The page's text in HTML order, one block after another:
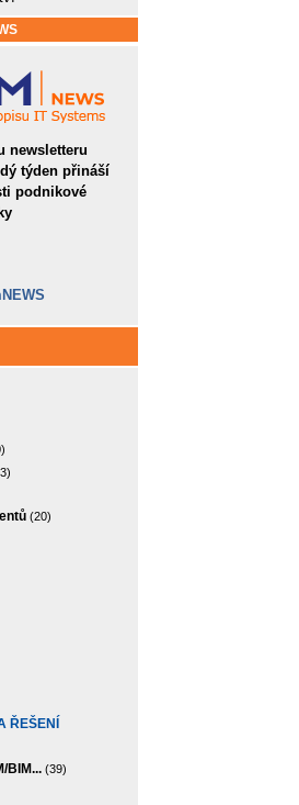
newsletteru
týden přináší
podnikové
(20)
ŘEŠENÍ
BIM... (39)